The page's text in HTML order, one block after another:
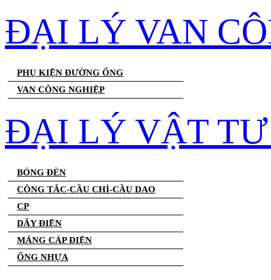
ĐẠI LÝ VAN
PHỤ KIỆN ĐƯỜNG ỐNG
VAN CÔNG NGHIỆP
ĐẠI LÝ VẬT TƯ
BÓNG ĐÈN
CÔNG TẮC-CẦU CHÌ-CẦU DAO
CP
DÂY ĐIỆN
MÁNG CÁP ĐIỆN
ỐNG NHỰA